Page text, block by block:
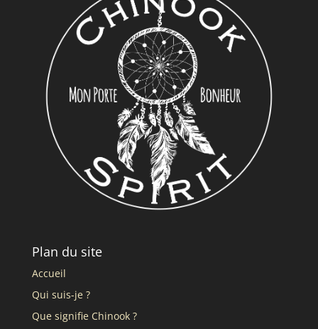
Plan du site
Accueil
Qui suis-je ?
Que signifie Chinook ?